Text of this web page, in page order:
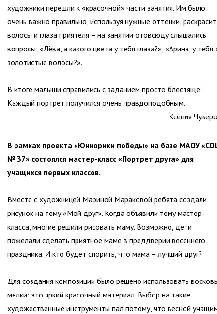
художники перешли к «красочной» части занятия. Им было
очень важно правильно, используя нужные оттенки,
волосы и глаза приятеля – на занятии отовсюду слышались
вопросы: «Лёва, а какого цвета у тебя глаза?», «Арина, у тебя
золотистые волосы?».
В итоге малыши справились с заданием просто блестяще!
Каждый портрет получился очень правдоподобным.
Ксения
В рамках проекта «Юнкорики победы» на базе МАОУ
№ 37» состоялся мастер-класс «Портрет друга» для
учащихся первых классов.
Вместе с художницей Мариной Мараковой ребята создали
рисунок на тему «Мой друг». Когда объявили тему мастер-
класса, многие решили рисовать маму. Возможно, дети
пожелали сделать приятное маме в преддверии весеннего
праздника. И кто будет спорить, что мама – лучший друг?
Для создания композиции было решено использовать
мелки: это яркий красочный материал. Выбор на такие
художественные инструменты пал потому, что весной